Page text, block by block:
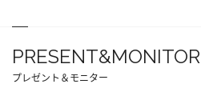
PRESENT&MONITOR
プレゼント＆モニター